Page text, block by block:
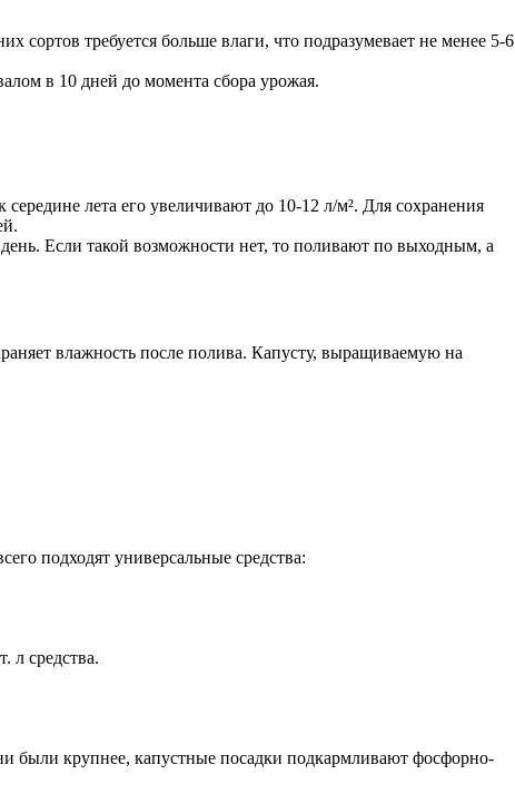
сортов требуется больше влаги, что подразумевает не менее 5-6
в 10 дней до момента сбора урожая.
лета его увеличивают до 10-12 л/м². Для сохранения
Если такой возможности нет, то поливают по выходным, а
влажность после полива. Капусту, выращиваемую на
подходят универсальные средства:
л средства.
были крупнее, капустные посадки подкармливают фосфорно-